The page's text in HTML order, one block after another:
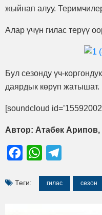
жыйнап алуу.
Алар үчүн гилас терүү
Бул сезонду үч-
даярдык көрүп жатышат.
[soundcloud
Автор: Атабек
FacebookWhatsApp
Теги: гилас сезон